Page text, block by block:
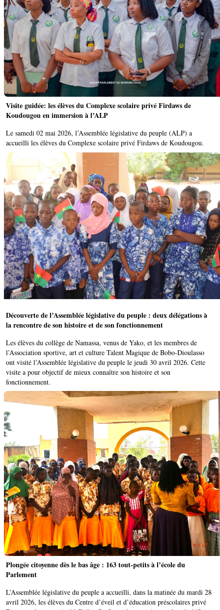
Visite guidée: les élèves du Complexe scolaire privé Firdaws de
Koudougou en immersion à l’ALP
Le samedi 02 mai 2026, l’Assemblée législative du peuple (ALP) a
accueilli les élèves du Complexe scolaire privé Firdaws de Koudougou.
Découverte de l’Assemblée législative du peuple : deux délégations à
la rencontre de son histoire et de son fonctionnement
Les élèves du collège de Namassa, venus de Yako, et les membres de
l’Association sportive, art et culture Talent Magique de Bobo-Dioulasso
ont visité l’Assemblée législative du peuple le jeudi 30 avril 2026. Cette
visite a pour objectif de mieux connaître son histoire et son
fonctionnement.
Plongée citoyenne dès le bas âge : 163 tout-petits à l’école du
Parlement
L’Assemblée législative du peuple a accueilli, dans la matinée du mardi 28
avril 2026, les élèves du Centre d’éveil et d’éducation préscolaires privé